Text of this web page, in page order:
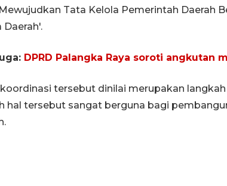
Tata Kelola Pemerintah Daerah
Daerah'.
DPRD Palangka Raya soroti angkutan
tersebut dinilai merupakan
hal tersebut sangat berguna bagi